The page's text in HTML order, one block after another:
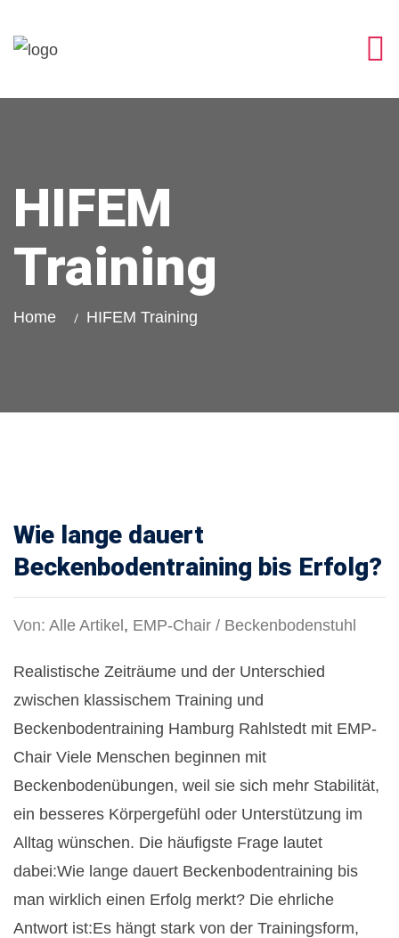
HIFEM
Training
Home HIFEM Training
Wie lange dauert
Beckenbodentraining bis Erfolg?
Von: Alle Artikel , EMP-Chair / Beckenbodenstuhl
Realistische Zeiträume und der Unterschied
zwischen klassischem Training und
Beckenbodentraining Hamburg Rahlstedt mit EMP-
Chair Viele Menschen beginnen mit
Beckenbodenübungen, weil sie sich mehr Stabilität,
ein besseres Körpergefühl oder Unterstützung im
Alltag wünschen. Die häufigste Frage lautet
dabei:Wie lange dauert Beckenbodentraining bis
man wirklich einen Erfolg merkt? Die ehrliche
Antwort ist:Es hängt stark von der Trainingsform,